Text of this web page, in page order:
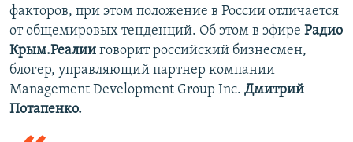
факторов, при этом положение в России отличается
от общемировых тенденций. Об этом в эфире Радио
Крым.Реалии говорит российский бизнесмен,
блогер, управляющий партнер компании
Management Development Group Inc. Дмитрий
Потапенко.